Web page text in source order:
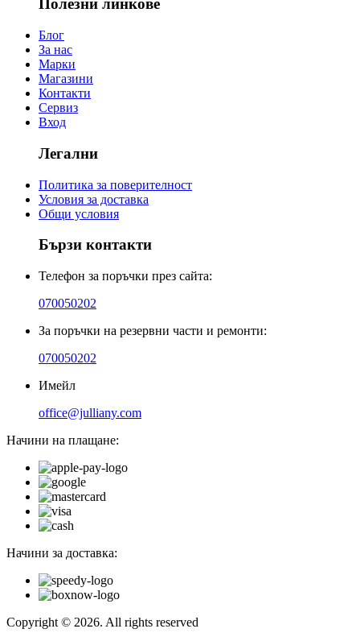
Полезни линкове
Блог
За нас
Марки
Магазини
Контакти
Сервиз
Вход
Легални
Политика за поверителност
Условия за доставка
Общи условия
Бързи контакти
Телефон за поръчки през сайта:
070050202
За поръчки на резервни части и ремонти:
070050202
Имейл
office@julliany.com
Начини на плащане:
Начини за доставка:
Copyright © 2026. All rights reserved